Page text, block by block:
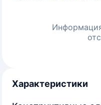
Характеристики